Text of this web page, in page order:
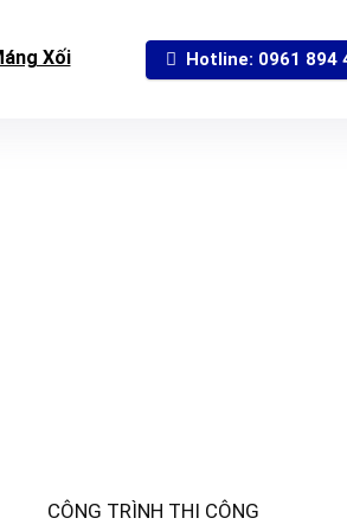
Xối Hotline: 0961 894
CÔNG TRÌNH THI CÔNG